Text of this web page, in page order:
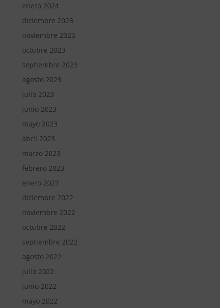
enero 2024
diciembre 2023
noviembre 2023
octubre 2023
septiembre 2023
agosto 2023
julio 2023
junio 2023
mayo 2023
abril 2023
marzo 2023
febrero 2023
enero 2023
diciembre 2022
noviembre 2022
octubre 2022
septiembre 2022
agosto 2022
julio 2022
junio 2022
mayo 2022